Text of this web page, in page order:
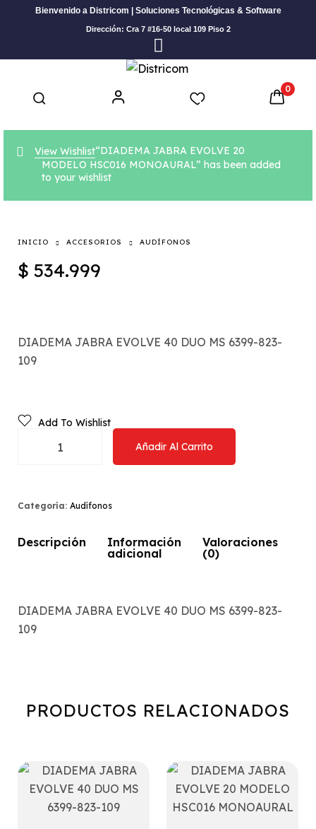
Bienvenido a Districom | Soluciones Tecnológicas & Software
Dirección: Cra 7 #16-50 local 109 Piso 2
0
View Wishlist“DIADEMA JABRA EVOLVE 20
MODELO HSC016 MONOAURAL” has been added
to your wishlist
INICIO ACCESORIOS AUDÍFONOS
$ 534.999
DIADEMA JABRA EVOLVE 40 DUO MS 6399-823-
109
Añadir Al Carrito
Add To Wishlist
Categoría: Audífonos
Descripción
Información
adicional
Valoraciones
(0)
DIADEMA JABRA EVOLVE 40 DUO MS 6399-823-
109
PRODUCTOS RELACIONADOS